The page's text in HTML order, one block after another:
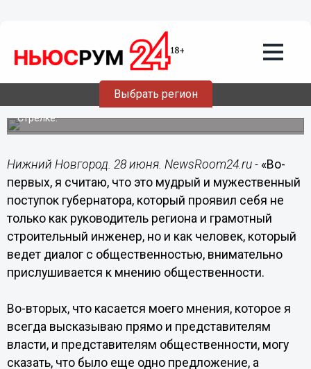
Выбрать регион
продемонстрировал взвешенную и
разумную склонность к диалогу –
Молокин
Кинодраматург и тележурналист, общественный
активист Георгий Молокин прокомментировал решение
губернатора о сохранении ажурных конструкций на
Стрелке.
Нижний Новгород. 28 июня. NewsRoom24.ru - «Во-
первых, я считаю, что это мудрый и мужественный
поступок губернатора, который проявил себя не
только как руководитель региона и грамотный
строительный инженер, но и как человек, который
ведет диалог с общественностью, внимательно
прислушивается к мнению общественности.
Во-вторых, что касается моего мнения, которое я
всегда высказываю прямо и представителям
власти, и представителям общественности, могу
сказать, что было еще одно предложение, а